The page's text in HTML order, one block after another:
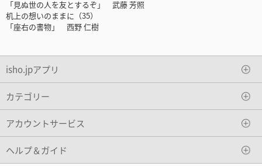
「見ぬ世の人を友とするぞ」 武藤 芳照
机上の想いのままに（35）
「座右の書物」 西野 仁樹
isho.jpアプリ
カテゴリー
アカウントサービス
ヘルプ＆ガイド